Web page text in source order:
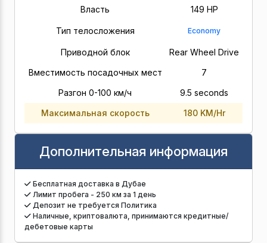
Власть
149 HP
Тип телосложения Economy
Приводной блок
Rear Wheel Drive
Вместимость посадочных мест
7
Разгон 0-100 км/ч
9.5 seconds
Максимальная скорость
180 KM/Hr
Дополнительная информация
Бесплатная доставка в Дубае
Лимит пробега - 250 км за 1 день
Депозит не требуется Политика
Наличные, криптовалюта, принимаются кредитные/
дебетовые карты